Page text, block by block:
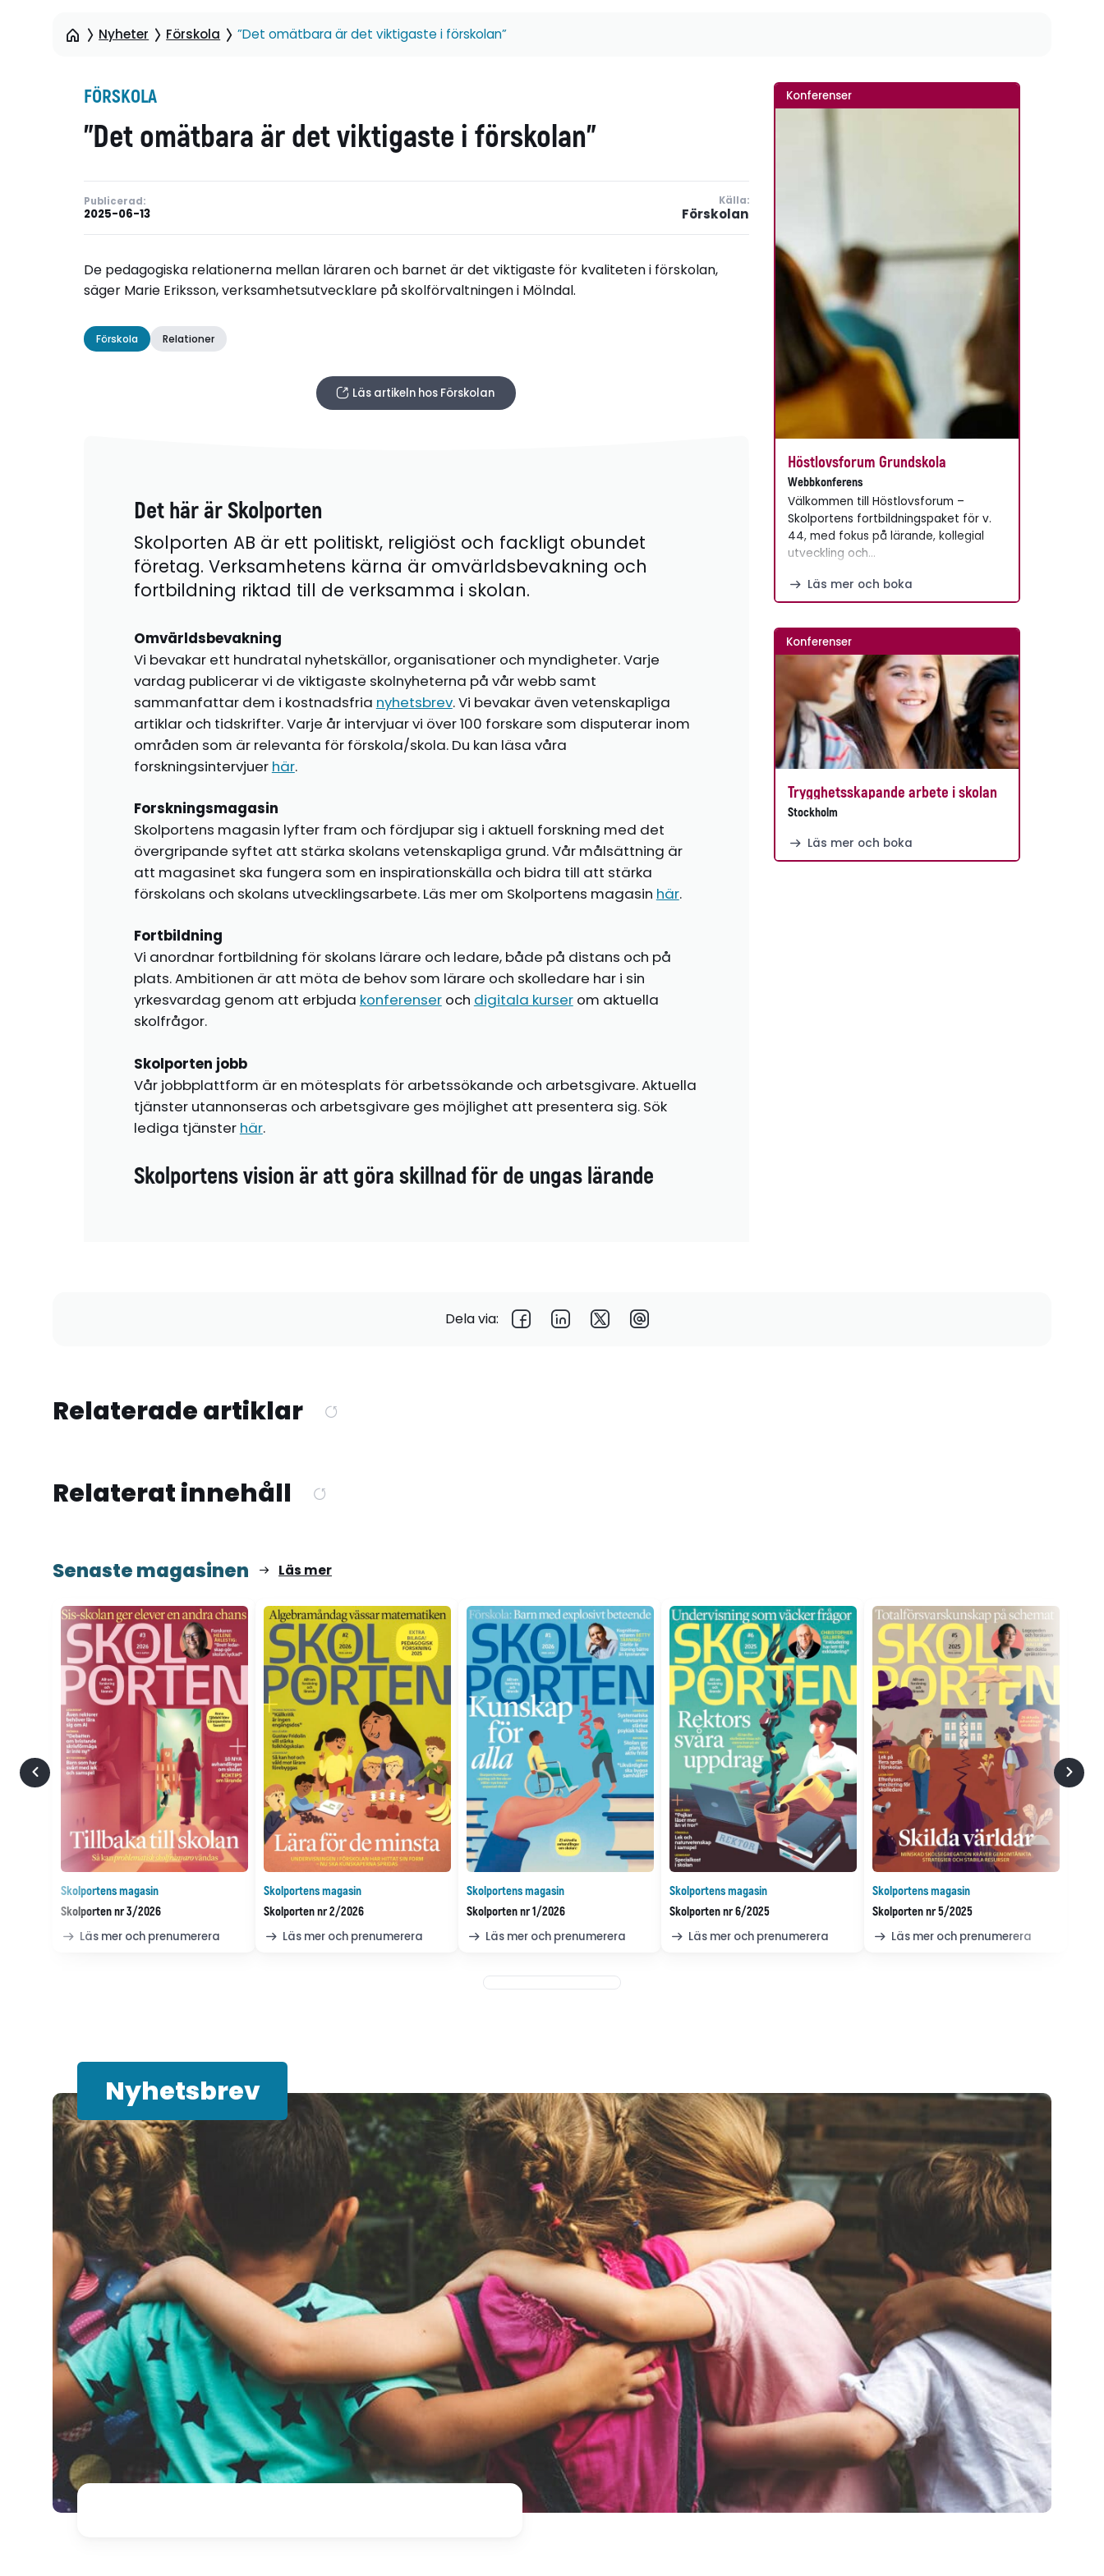
Nyheter Förskola ”Det omätbara är det viktigaste i förskolan”
FÖRSKOLA
”Det omätbara är det viktigaste i förskolan”
Publicerad:
2025-06-13
Källa:
Förskolan
De pedagogiska relationerna mellan läraren och barnet är det viktigaste för kvaliteten i förskolan,
säger Marie Eriksson, verksamhetsutvecklare på skolförvaltningen i Mölndal.
Förskola Relationer
Läs artikeln hos Förskolan
Det här är Skolporten
Skolporten AB är ett politiskt, religiöst och fackligt obundet
företag. Verksamhetens kärna är omvärldsbevakning och
fortbildning riktad till de verksamma i skolan.
Omvärldsbevakning
Vi bevakar ett hundratal nyhetskällor, organisationer och myndigheter. Varje
vardag publicerar vi de viktigaste skolnyheterna på vår webb samt
sammanfattar dem i kostnadsfria nyhetsbrev. Vi bevakar även vetenskapliga
artiklar och tidskrifter. Varje år intervjuar vi över 100 forskare som disputerar inom
områden som är relevanta för förskola/skola. Du kan läsa våra
forskningsintervjuer här.
Forskningsmagasin
Skolportens magasin lyfter fram och fördjupar sig i aktuell forskning med det
övergripande syftet att stärka skolans vetenskapliga grund. Vår målsättning är
att magasinet ska fungera som en inspirationskälla och bidra till att stärka
förskolans och skolans utvecklingsarbete. Läs mer om Skolportens magasin här.
Fortbildning
Vi anordnar fortbildning för skolans lärare och ledare, både på distans och på
plats. Ambitionen är att möta de behov som lärare och skolledare har i sin
yrkesvardag genom att erbjuda konferenseroch digitala kurserom aktuella
skolfrågor.
Skolporten jobb
Vår jobbplattform är en mötesplats för arbetssökande och arbetsgivare. Aktuella
tjänster utannonseras och arbetsgivare ges möjlighet att presentera sig. Sök
lediga tjänster här.
Skolportens vision är att göra skillnad för de ungas lärande
Konferenser
Höstlovsforum Grundskola
Webbkonferens
Välkommen till Höstlovsforum –
Skolportens fortbildningspaket för v.
44, med fokus på lärande, kollegial
utveckling och…
Läs mer och boka
Konferenser
Trygghetsskapande arbete i skolan
Stockholm
Läs mer och boka
Dela via:
Relaterade artiklar
Relaterat innehåll
Senaste magasinen Läs mer
Skolportens magasin
Skolporten nr 3/2026
Läs mer och prenumerera
Skolportens magasin
Skolporten nr 2/2026
Läs mer och prenumerera
Skolportens magasin
Skolporten nr 1/2026
Läs mer och prenumerera
Skolportens magasin
Skolporten nr 6/2025
Läs mer och prenumerera
Skolportens magasin
Skolporten nr 5/2025
Läs mer och prenumerera
Nyhetsbrev